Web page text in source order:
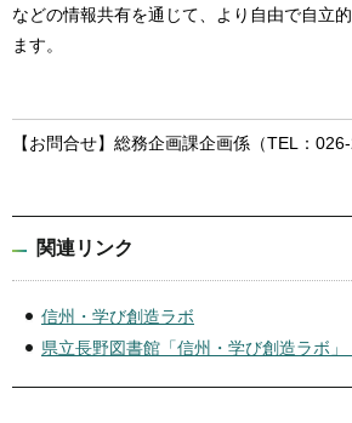
などの情報共有を通じて、より自由で自立
ます。
【お問合せ】総務企画課企画係（TEL：026-
関連リンク
信州・学び創造ラボ
県立長野図書館「信州・学び創造ラボ」